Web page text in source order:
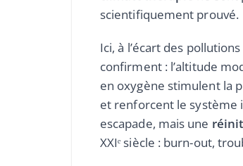
scientifiquement prouvé.
Ici, à l’écart des
confirment : l’altitude
en oxygène stimulent la
et renforcent le système
escapade, mais une
XXIᵉ siècle : burn-out,